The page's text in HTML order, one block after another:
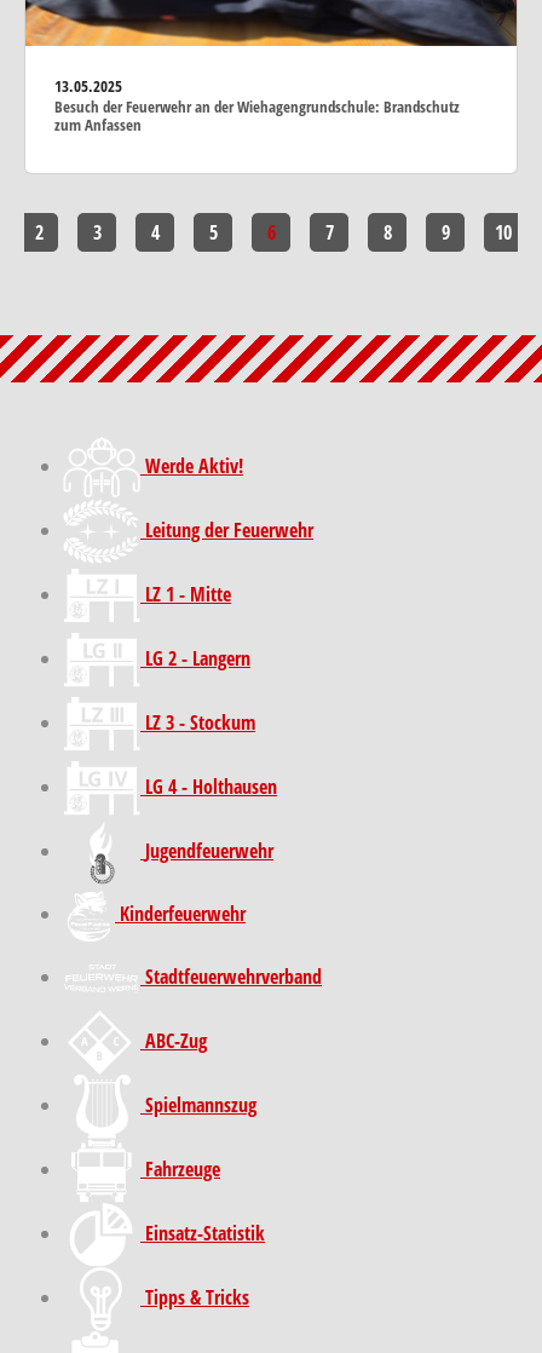
13.05.2025
Besuch der Feuerwehr an der Wiehagengrundschule: Brandschutz
zum Anfassen
2 3 4 5 6 7 8 9 10
Werde Aktiv!
Leitung der Feuerwehr
LZ 1 - Mitte
LG 2 - Langern
LZ 3 - Stockum
LG 4 - Holthausen
Jugendfeuerwehr
Kinder­feuer­wehr
Stadt­feuer­wehr­verband
ABC-Zug
Spielmannszug
Fahrzeuge
Einsatz-Statistik
Tipps & Tricks